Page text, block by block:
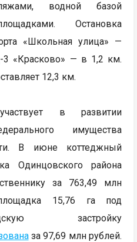
водной базой
Остановка
«Школьная улица» —
«Красково» — в 1,2 км.
12,3 км.
в развитии
имущества
В июне коттеджный
Одинцовского района
за 763,49 млн
15,76 га под
застройку
за 97,69 млн рублей.